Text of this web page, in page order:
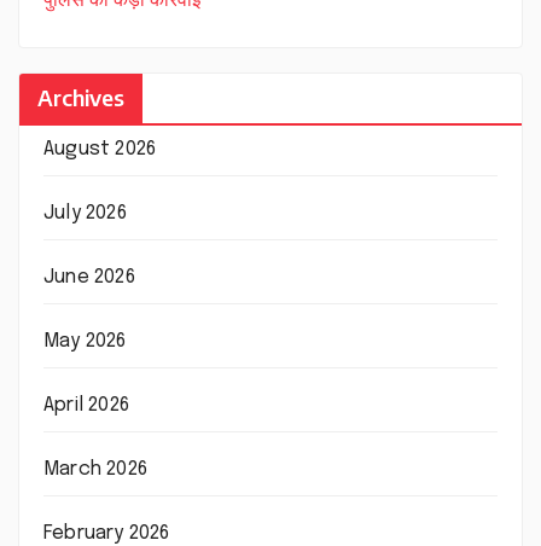
Archives
August 2026
July 2026
June 2026
May 2026
April 2026
March 2026
February 2026